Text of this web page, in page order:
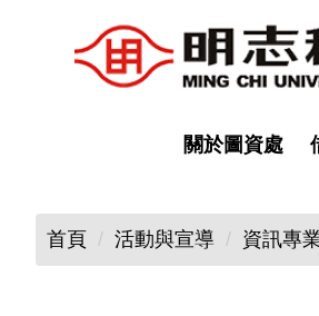
關於圖資處
首頁 活動與宣導 資訊專